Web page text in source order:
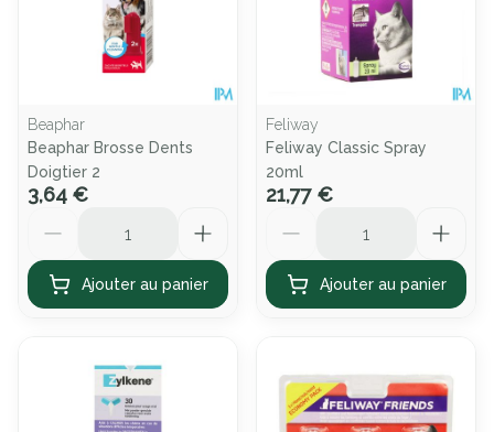
Beaphar
Beaphar Brosse Dents
Doigtier 2
3,64 €
Ajouter au panier
Feliway
Feliway Classic Spray
20ml
21,77 €
Ajouter au panier